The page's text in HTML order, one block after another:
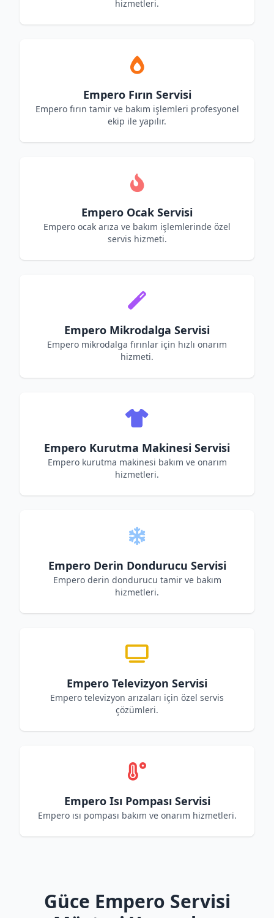
hizmetleri.
Empero Fırın Servisi
Empero fırın tamir ve bakım işlemleri profesyonel
ekip ile yapılır.
Empero Ocak Servisi
Empero ocak arıza ve bakım işlemlerinde özel
servis hizmeti.
Empero Mikrodalga Servisi
Empero mikrodalga fırınlar için hızlı onarım
hizmeti.
Empero Kurutma Makinesi Servisi
Empero kurutma makinesi bakım ve onarım
hizmetleri.
Empero Derin Dondurucu Servisi
Empero derin dondurucu tamir ve bakım
hizmetleri.
Empero Televizyon Servisi
Empero televizyon arızaları için özel servis
çözümleri.
Empero Isı Pompası Servisi
Empero ısı pompası bakım ve onarım hizmetleri.
Güce Empero Servisi